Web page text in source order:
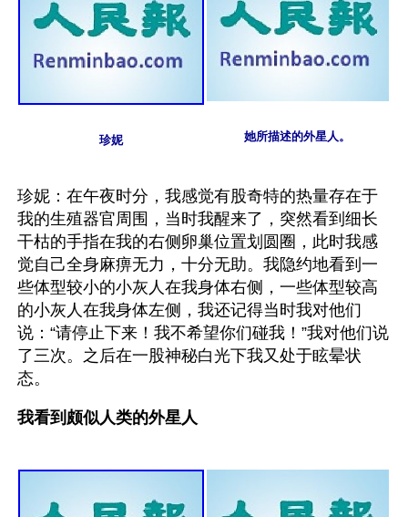
珍妮 她所描述的外星人。
珍妮：在午夜时分，我感觉有股奇特的热量存在于
我的生殖器官周围，当时我醒来了，突然看到细长
干枯的手指在我的右侧卵巢位置划圆圈，此时我感
觉自己全身麻痹无力，十分无助。我隐约地看到一
些体型较小的小灰人在我身体右侧，一些体型较高
的小灰人在我身体左侧，我还记得当时我对他们
说：“请停止下来！我不希望你们碰我！”我对他们说
了三次。之后在一股神秘白光下我又处于眩晕状
态。
我看到颇似人类的外星人